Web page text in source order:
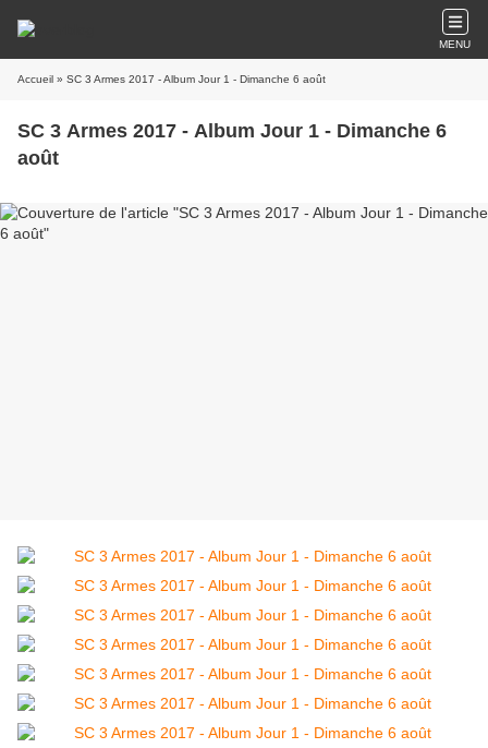
MENU
Accueil » SC 3 Armes 2017 - Album Jour 1 - Dimanche 6 août
SC 3 Armes 2017 - Album Jour 1 - Dimanche 6
août